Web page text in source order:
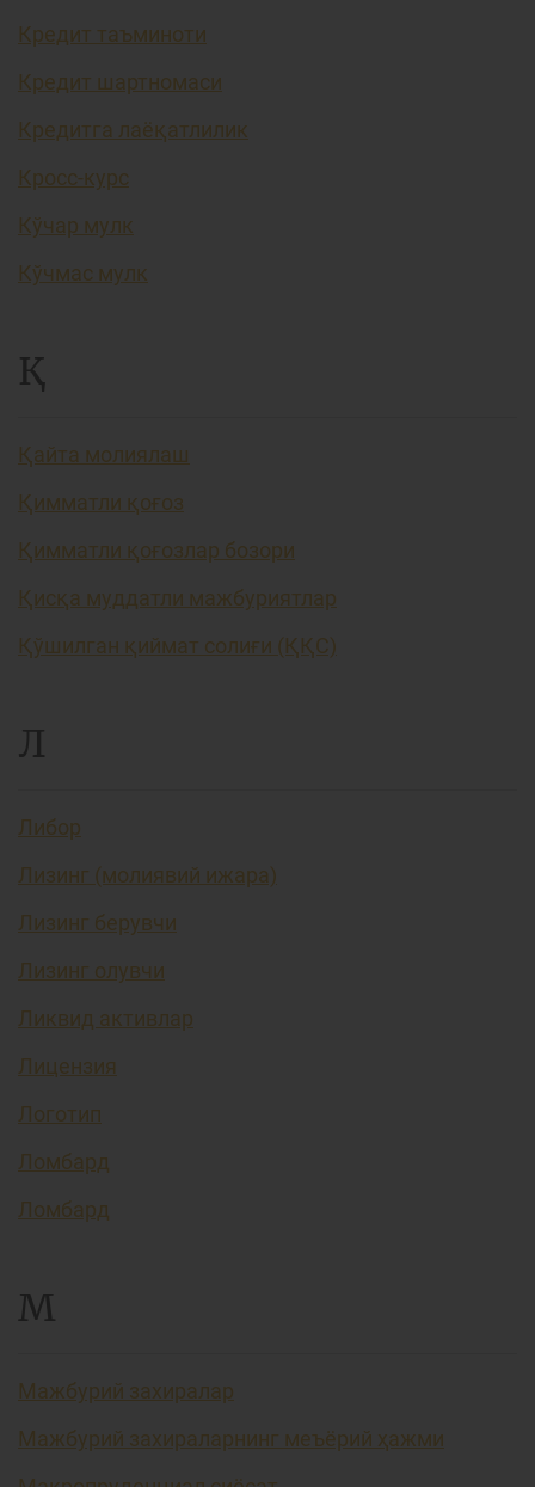
Кредит таъминоти
Кредит шартномаси
Кредитга лаёқатлилик
Кросс-курс
Кўчар мулк
Кўчмас мулк
Қ
Қайта молиялаш
Қимматли қоғоз
Қимматли қоғозлар бозори
Қисқа муддатли мажбуриятлар
Қўшилган қиймат солиғи (ҚҚС)
Л
Либор
Лизинг (молиявий ижара)
Лизинг берувчи
Лизинг олувчи
Ликвид активлар
Лицензия
Логотип
Ломбард
Ломбард
М
Мажбурий захиралар
Мажбурий захираларнинг меъёрий ҳажми